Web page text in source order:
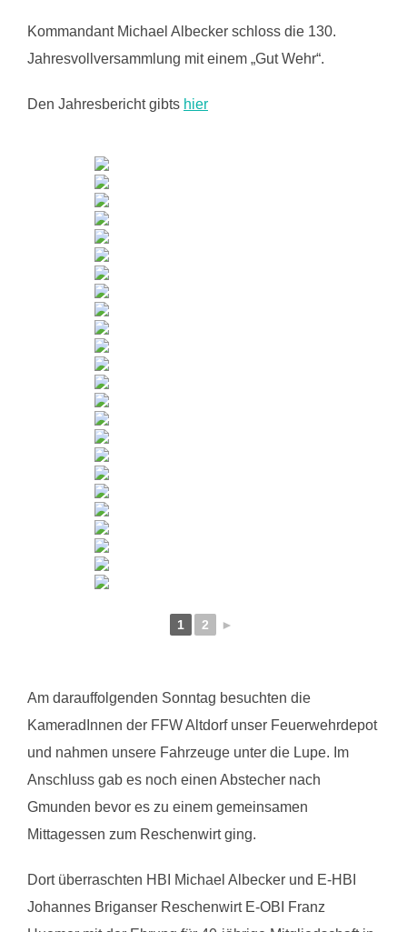
Kommandant Michael Albecker schloss die 130.
Jahresvollversammlung mit einem „Gut Wehr“.
Den Jahresbericht gibts hier
1 2 ►
Am darauffolgenden Sonntag besuchten die
KameradInnen der FFW Altdorf unser Feuerwehrdepot
und nahmen unsere Fahrzeuge unter die Lupe. Im
Anschluss gab es noch einen Abstecher nach
Gmunden bevor es zu einem gemeinsamen
Mittagessen zum Reschenwirt ging.
Dort überraschten HBI Michael Albecker und E-HBI
Johannes Briganser Reschenwirt E-OBI Franz